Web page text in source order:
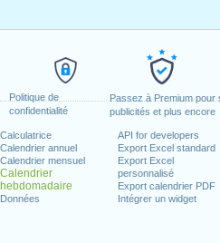
Politique de
confidentialité
Passez à Premium pour
publicités et plus encore
Calculatrice
Calendrier annuel
Calendrier mensuel
Calendrier
hebdomadaire
Données
API for developers
Export Excel standard
Export Excel
personnalisé
Export calendrier PDF
Intégrer un widget